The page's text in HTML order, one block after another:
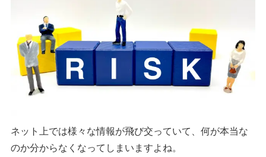
ネット上では様々な情報が飛び交っていて、何が本当な
のか分からなくなってしまいますよね。